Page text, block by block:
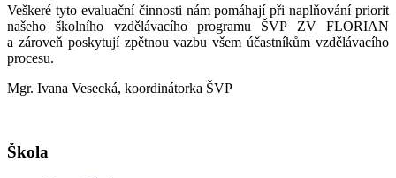
Veškeré tyto evaluační činnosti nám pomáhají při naplňování priorit
našeho školního vzdělávacího programu ŠVP ZV FLORIAN
a zároveň poskytují zpětnou vazbu všem účastníkům vzdělávacího
procesu.
Mgr. Ivana Vesecká, koordinátorka ŠVP
Škola